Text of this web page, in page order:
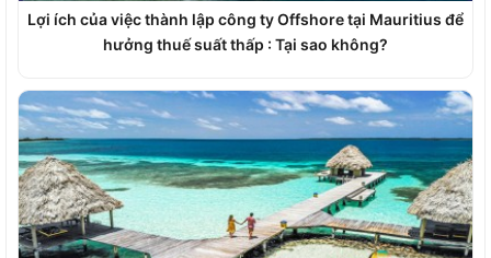
Lợi ích của việc thành lập công ty Offshore tại Mauritius để
hưởng thuế suất thấp : Tại sao không?